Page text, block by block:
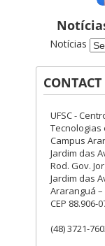
Notícias
CONTACT
UFSC -
Tecnologias
Campus
Jardim das
Rod. Gov.
Jardim das
Araranguá –
CEP 88.906-
(48) 3721-